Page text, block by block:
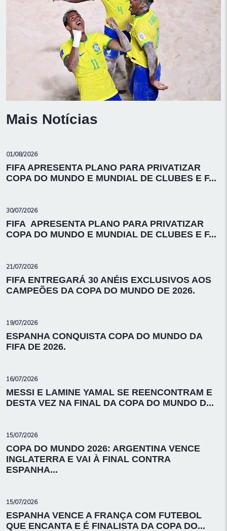
Mais Notícias
01/08/2026
FIFA APRESENTA PLANO PARA PRIVATIZAR
COPA DO MUNDO E MUNDIAL DE CLUBES E F...
30/07/2026
FIFA APRESENTA PLANO PARA PRIVATIZAR
COPA DO MUNDO E MUNDIAL DE CLUBES E F...
21/07/2026
FIFA ENTREGARÁ 30 ANÉIS EXCLUSIVOS AOS
CAMPEÕES DA COPA DO MUNDO DE 2026.
19/07/2026
ESPANHA CONQUISTA COPA DO MUNDO DA
FIFA DE 2026.
16/07/2026
MESSI E LAMINE YAMAL SE REENCONTRAM E
DESTA VEZ NA FINAL DA COPA DO MUNDO D...
15/07/2026
COPA DO MUNDO 2026: ARGENTINA VENCE
INGLATERRA E VAI À FINAL CONTRA
ESPANHA...
15/07/2026
ESPANHA VENCE A FRANÇA COM FUTEBOL
QUE ENCANTA E É FINALISTA DA COPA DO...